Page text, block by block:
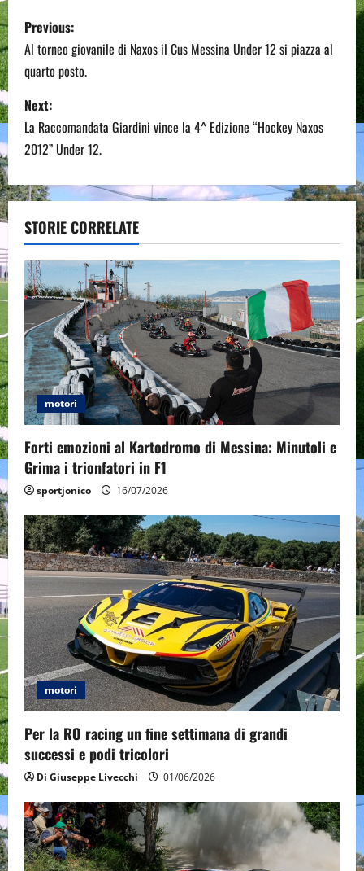
P
o
s
t
n
a
v
i
g
a
t
i
o
n
Previous:
Al torneo giovanile di Naxos il Cus Messina Under 12 si piazza al
quarto posto.
Next:
La Raccomandata Giardini vince la 4^ Edizione “Hockey Naxos
2012” Under 12.
STORIE CORRELATE
motori
Forti emozioni al Kartodromo di Messina: Minutoli e
Grima i trionfatori in F1
sportjonico 16/07/2026
motori
Per la RO racing un fine settimana di grandi
successi e podi tricolori
Di Giuseppe Livecchi 01/06/2026